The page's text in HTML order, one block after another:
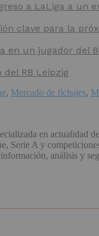
a LaLiga a un
clave para la
en un jugador del
RB Leipzig
, Mercado de fichajes,
en
Serie A y
análisis y